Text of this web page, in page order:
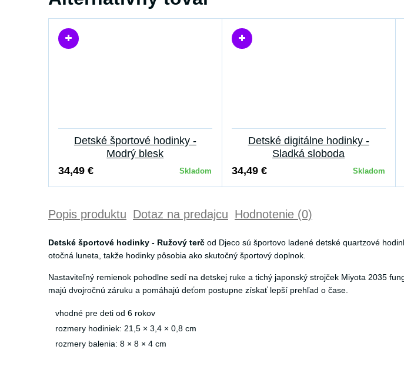
Detské športové hodinky -
Modrý blesk
34,49 €
Skladom
Detské digitálne hodinky -
Sladká sloboda
34,49 €
Skladom
Popis produktu Dotaz na predajcu Hodnotenie (0)
Detské športové hodinky - Ružový terč od Djeco sú športovo ladené detské quartzové
otočná luneta, takže hodinky pôsobia ako skutočný športový doplnok.
Nastaviteľný remienok pohodlne sedí na detskej ruke a tichý japonský strojček Miyota 2035
majú dvojročnú záruku a pomáhajú deťom postupne získať lepší prehľad o čase.
vhodné pre deti od 6 rokov
rozmery hodiniek: 21,5 × 3,4 × 0,8 cm
rozmery balenia: 8 × 8 × 4 cm